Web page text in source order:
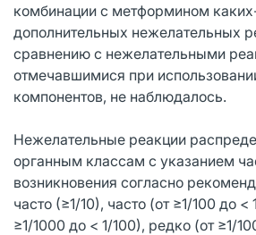
комбинации с метформином
дополнительных нежелательных
сравнению с нежелательными
отмечавшимися при
компонентов, не наблюдалось.
Нежелательные реакции
органным классам с указанием
возникновения согласно
часто (≥1/10), часто (от ≥1/100 до <
≥1/1000 до < 1/100), редко (от ≥1/